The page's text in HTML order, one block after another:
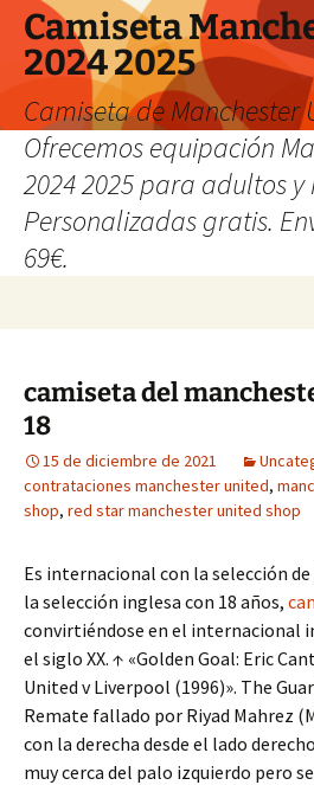
Camiseta
2024 2025
Camiseta de Manchester
Ofrecemos equipación
2024 2025 para adultos y
Personalizadas gratis.
69€.
camiseta del
18
15 de diciembre de 2021
contrataciones manchester united,
shop, red star manchester united shop
Es internacional con la selección
la selección inglesa con 18 años,
convirtiéndose en el internacional
el siglo XX. ↑ «Golden Goal: Eric
United v Liverpool (1996)». The
Remate fallado por Riyad Mahrez
con la derecha desde el lado
muy cerca del palo izquierdo pero